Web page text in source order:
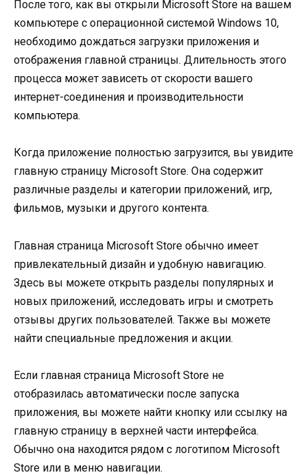
После того, как вы открыли Microsoft Store на вашем
компьютере с операционной системой Windows 10,
необходимо дождаться загрузки приложения и
отображения главной страницы. Длительность этого
процесса может зависеть от скорости вашего
интернет-соединения и производительности
компьютера.
Когда приложение полностью загрузится, вы увидите
главную страницу Microsoft Store. Она содержит
различные разделы и категории приложений, игр,
фильмов, музыки и другого контента.
Главная страница Microsoft Store обычно имеет
привлекательный дизайн и удобную навигацию.
Здесь вы можете открыть разделы популярных и
новых приложений, исследовать игры и смотреть
отзывы других пользователей. Также вы можете
найти специальные предложения и акции.
Если главная страница Microsoft Store не
отобразилась автоматически после запуска
приложения, вы можете найти кнопку или ссылку на
главную страницу в верхней части интерфейса.
Обычно она находится рядом с логотипом Microsoft
Store или в меню навигации.